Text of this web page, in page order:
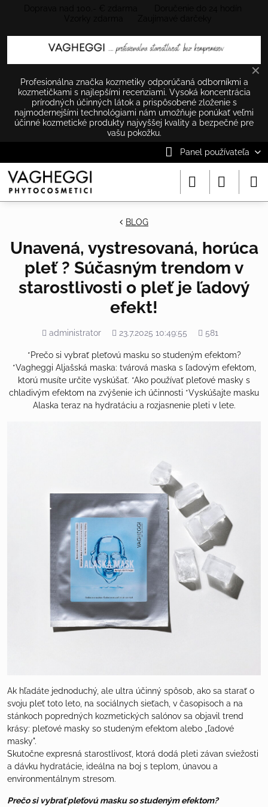
✕
Profesionálna značka kozmetiky odporúčaná odborníkmi a
kozmetičkami s najlepšími recenziami. Vysoká koncentrácia
prírodných účinných látok a prispôsobené zloženie s
najmodernejšími technológiami nám umožňuje ponúkať veľmi
účinné kozmetické produkty najvyššej kvality a bezpečné pre
vašu pokožku.
Panel používateľa
BLOG
Unavená, vystresovaná, horúca
pleť ? Súčasným trendom v
starostlivosti o pleť je ľadový
efekt!
Pridal
administrator Pridané
23.7.2025 10:49:55
Počet
581
*Prečo si vybrať pleťovú masku so studeným efektom?
*Vagheggi Aljašská maska: tvárová maska s ľadovým efektom,
ktorú musíte určite vyskúšať. *Ako používať pleťové masky s
chladivým efektom na zvýšenie ich účinnosti *Vyskúšajte masku
Alaska teraz na hydratáciu a rozjasnenie pleti v lete.
Ak hľadáte jednoduchý, ale ultra účinný spôsob, ako sa starať o
svoju pleť toto leto, na sociálnych sieťach, v časopisoch a na
stánkoch popredných kozmetických salónov sa objavil trend
krásy: pleťové masky so studeným efektom alebo „ľadové
masky".
Skutočne expresná starostlivosť, ktorá dodá pleti závan sviežosti
a dávku hydratácie, ideálna na boj s teplom, únavou a
environmentálnym stresom.
Prečo si vybrať pleťovú masku so studeným efektom?